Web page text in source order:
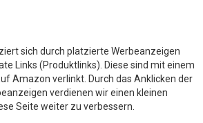
sich durch platzierte Werbeanzeigen
Links (Produktlinks). Diese sind mit einem
Amazon verlinkt. Durch das Anklicken der
verdienen wir einen kleinen
Seite weiter zu verbessern.